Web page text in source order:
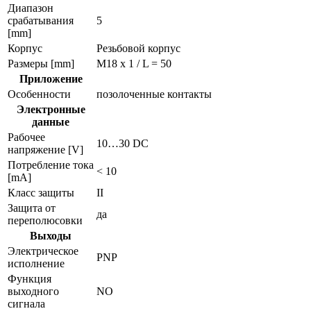
Диапазон
срабатывания
[mm]
5
Корпус
Резьбовой корпус
Размеры [mm]
M18 x 1 / L = 50
Приложение
Особенности
позолоченные контакты
Электронные
данные
Рабочее
напряжение [V]
10…30 DC
Потребление тока
[mA]
< 10
Класс защиты
II
Защита от
переполюсовки
да
Выходы
Электрическое
исполнение
PNP
Функция
выходного
сигнала
NO